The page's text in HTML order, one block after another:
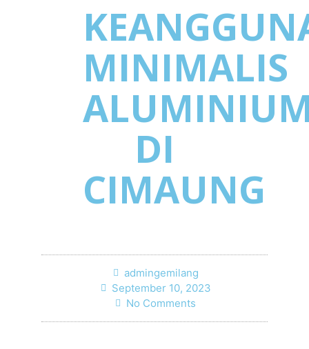
MINIMALIS
DI
CIMAUNG
admingemilang
September 10, 2023
No Comments